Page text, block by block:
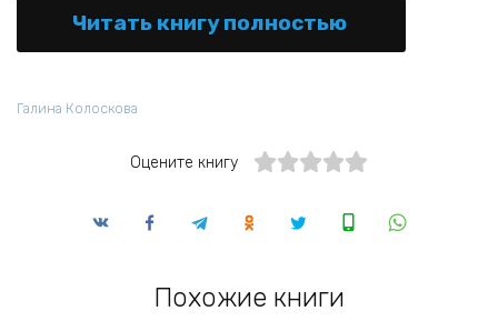
Читать книгу полностью
Галина Колоскова
Оцените книгу
Похожие книги